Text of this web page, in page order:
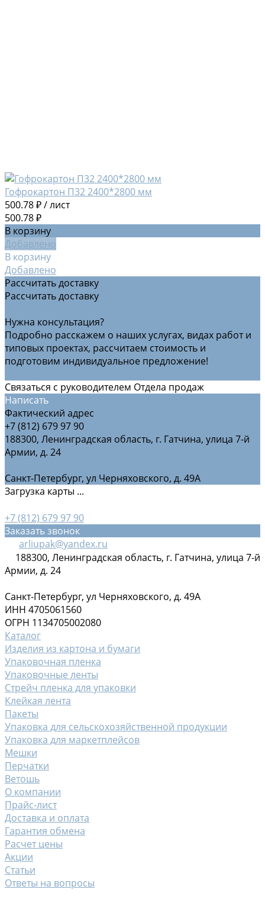
Гофрокартон П32 2400*2800 мм
500.78 ₽/лист
500.78 ₽
В корзину
Добавлено
В корзину
Добавлено
Рассчитать доставку
Рассчитать доставку
Нужна консультация?
Подробно расскажем о наших услугах, видах работ и
типовых проектах, рассчитаем стоимость и
подготовим индивидуальное предложение!
Связаться с руководителем Отдела продаж
Написать
Фактический адрес
+7 (812) 679 97 90
188300, Ленинградская область, г. Гатчина, улица 7-й
Армии, д. 24
Санкт-Петербург, ул Черняховского, д. 49А
Загрузка карты ...
+7 (812) 679 97 90
Заказать звонок
arliupak@yandex.ru
188300, Ленинградская область, г. Гатчина, улица 7-й
Армии, д. 24
Санкт-Петербург, ул Черняховского, д. 49А
ИНН 4705061560
ОГРН 1134705002080
Каталог
Изделия из картона и бумаги
Упаковочная пленка
Упаковочные ленты
Стрейч пленка для упаковки
Клейкая лента
Пакеты
Упаковка для сельскохозяйственной продукции
Упаковка для маркетплейсов
Мешки
Перчатки
Ветошь
О компании
Прайс-лист
Доставка и оплата
Гарантия обмена
Расчет цены
Акции
Статьи
Ответы на вопросы